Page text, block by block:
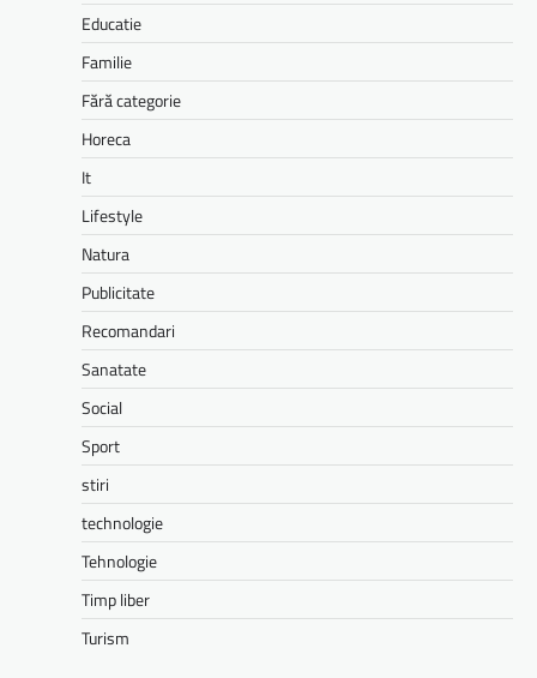
Educatie
Familie
Fără categorie
Horeca
It
Lifestyle
Natura
Publicitate
Recomandari
Sanatate
Social
Sport
stiri
technologie
Tehnologie
Timp liber
Turism